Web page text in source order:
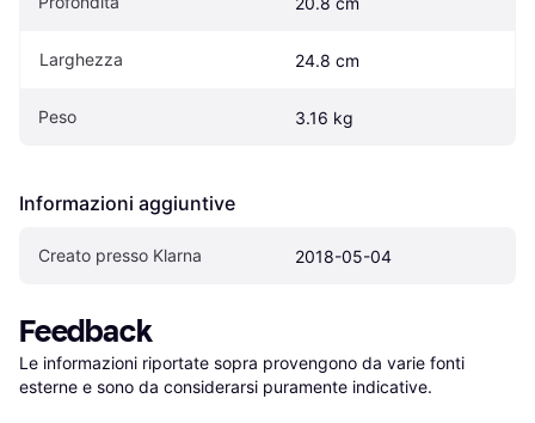
Larghezza 24.8 cm
Peso 3.16 kg
Informazioni aggiuntive
Creato presso Klarna 2018-05-04
Feedback
Le informazioni riportate sopra provengono da varie fonti
esterne e sono da considerarsi puramente indicative.